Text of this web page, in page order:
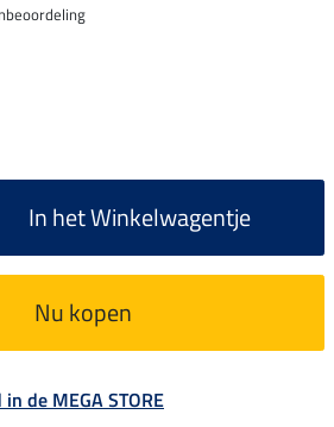
In het Winkelwagentje
Nu kopen
de MEGA STORE